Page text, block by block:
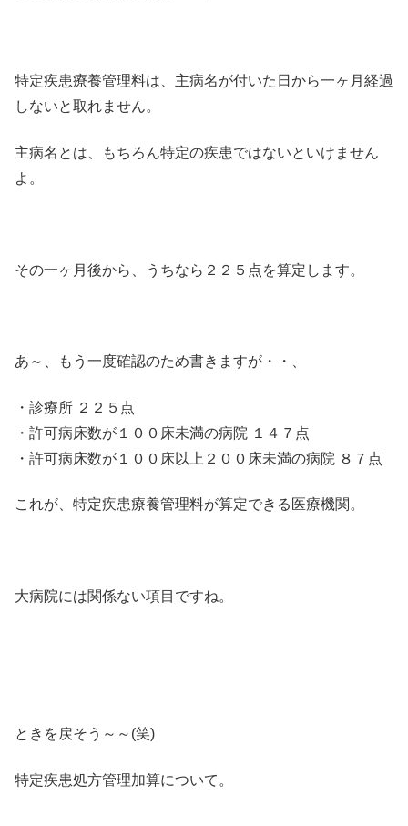
特定疾患療養管理料は、主病名が付いた日から一ヶ月経過
しないと取れません。
主病名とは、もちろん特定の疾患ではないといけません
よ。
その一ヶ月後から、うちなら２２５点を算定します。
あ～、もう一度確認のため書きますが・・、
・診療所 ２２５点
・許可病床数が１００床未満の病院 １４７点
・許可病床数が１００床以上２００床未満の病院 ８７点
これが、特定疾患療養管理料が算定できる医療機関。
大病院には関係ない項目ですね。
ときを戻そう～～(笑)
特定疾患処方管理加算について。